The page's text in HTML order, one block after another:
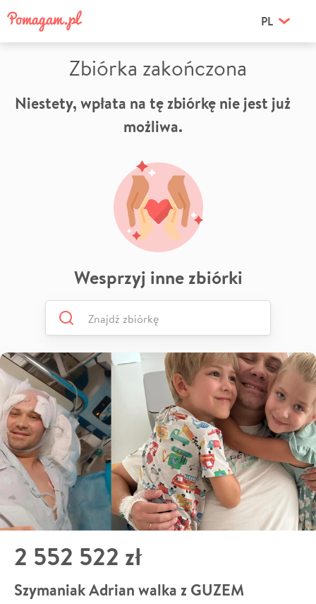
PL
Zbiórka zakończona
Niestety, wpłata na tę zbiórkę nie jest już
możliwa.
Wesprzyj inne zbiórki
2 552 522 zł
Szymaniak Adrian walka z GUZEM